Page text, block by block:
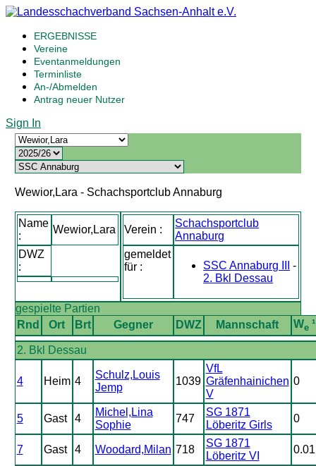
ERGEBNISSE
Vereine
Eventanmeldungen
Terminliste
An-/Abmelden
Antrag neuer Nutzer
Sign In
Wewior,Lara - Schachsportclub Annaburg
Name
:
Wewior,Lara
DWZ
:
Verein :
Schachsportclub
Annaburg
gemeldet
für :
SSC Annaburg III
-
2. Bkl Dessau
gespielte Partien
Rnd
Ort Brt Gegner DWZ Mannschaft We¹
2. Bkl Dessau
4 Heim 4
Schulz,Louis
Jemp
1039
VfL
Gräfenhainichen
V
0
5 Gast 4
Michel,Lina
Sophie
747
SG 1871
Löberitz Girls
0
7 Gast 4 Woodard,Milan 718
SG 1871
Löberitz VI
0.01